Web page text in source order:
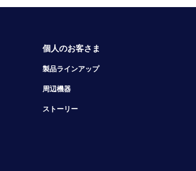
個人のお客さま
製品ラインアップ
周辺機器
ストーリー